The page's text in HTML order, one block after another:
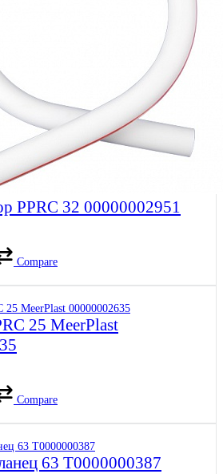
PPRC 32 00000002951
Compare
25 MeerPlast
Compare
63 Т0000000387